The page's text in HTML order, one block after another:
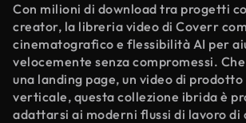
Con milioni di download tra progetti
creator, la libreria video di Coverr
cinematografico e flessibilità AI per
velocemente senza compromessi.
una landing page, un video di prodotto
verticale, questa collezione ibrida è
adattarsi ai moderni flussi di lavoro di